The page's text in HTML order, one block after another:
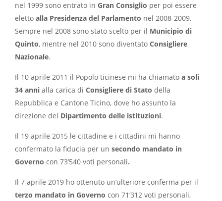
nel 1999 sono entrato in Gran Consiglio per poi essere
eletto alla Presidenza del Parlamento nel 2008-2009.
Sempre nel 2008 sono stato scelto per il Municipio di
Quinto, mentre nel 2010 sono diventato Consigliere
Nazionale.
Il 10 aprile 2011 il Popolo ticinese mi ha chiamato a soli
34 anni alla carica di Consigliere di Stato della
Repubblica e Cantone Ticino, dove ho assunto la
direzione del Dipartimento delle istituzioni.
Il 19 aprile 2015 le cittadine e i cittadini mi hanno
confermato la fiducia per un secondo mandato in
Governo con 73’540 voti personali.
Il 7 aprile 2019 ho ottenuto un’ulteriore conferma per il
terzo mandato in Governo con 71’312 voti personali,